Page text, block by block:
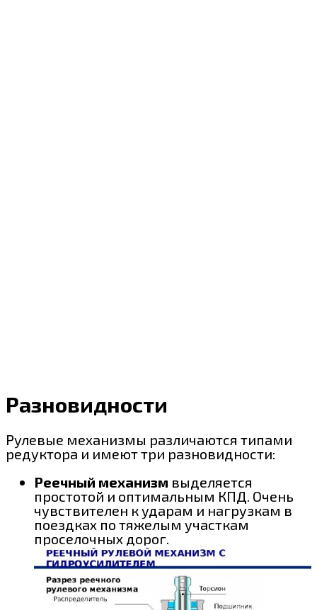
Разновидности
Рулевые механизмы различаются типами
редуктора и имеют три разновидности:
Реечный механизм выделяется
простотой и оптимальным КПД. Очень
чувствителен к ударам и нагрузкам в
поездках по тяжелым участкам
проселочных дорог.